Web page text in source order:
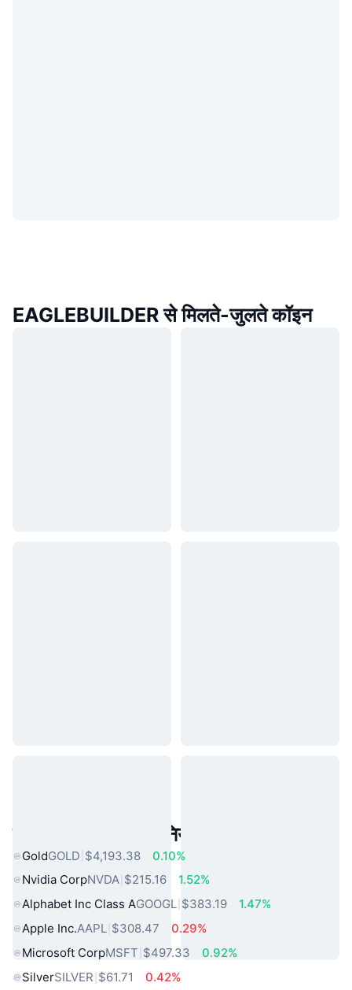
EAGLEBUILDER से मिलते-जुलते कॉइन
लोकप्रिय वास्तविक दुनिया की संपत्तियां
GoldGOLD $4,193.38
0.10%
Nvidia CorpNVDA $215.16
1.52%
Alphabet Inc Class AGOOGL $383.19
1.47%
Apple Inc.AAPL $308.47
0.29%
Microsoft CorpMSFT $497.33
0.92%
SilverSILVER $61.71 0.42%